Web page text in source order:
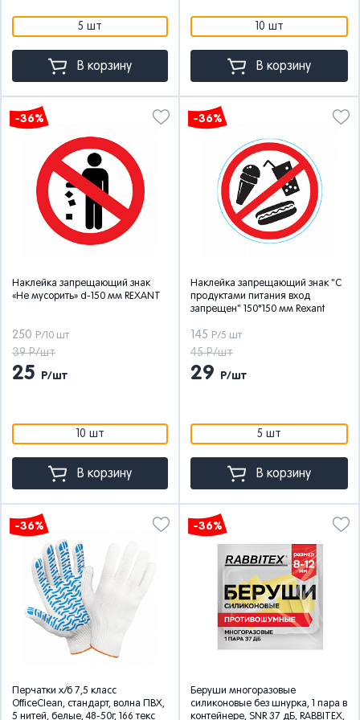
Вид
5 шт
В корзину
10 шт
В корзину
-36%
Наклейка запрещающий знак
«Не мусорить» d-150 мм REXANT
250 Р/10 шт
39 Р/шт
25 Р/шт
10 шт
В корзину
-36%
Наклейка запрещающий знак "С
продуктами питания вход
запрещен" 150*150 мм Rexant
145 Р/5 шт
45 Р/шт
29 Р/шт
5 шт
В корзину
-36%
Перчатки х/б 7,5 класс
OfficeClean, стандарт, волна ПВХ,
5 нитей, белые, 48-50г, 166 текс
-36%
Беруши многоразовые
силиконовые без шнурка, 1 пара в
контейнере, SNR 37 дБ, RABBITEX,